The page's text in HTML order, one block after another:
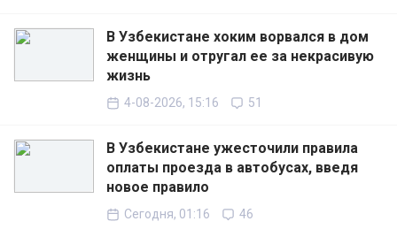
В Узбекистане хоким ворвался в дом
женщины и отругал ее за некрасивую
жизнь
4-08-2026, 15:16 51
В Узбекистане ужесточили правила
оплаты проезда в автобусах, введя
новое правило
Сегодня, 01:16 46